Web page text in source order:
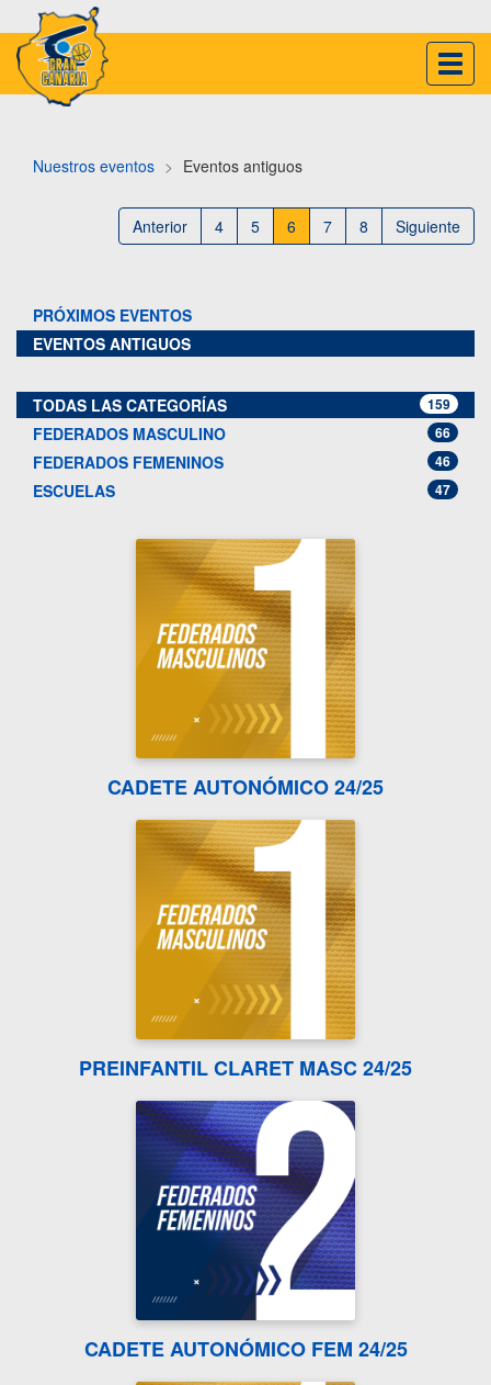
Nuestros eventos Eventos antiguos
Anterior 4 5 6 7 8 Siguiente
PRÓXIMOS EVENTOS
EVENTOS ANTIGUOS
TODAS LAS CATEGORÍAS 159
FEDERADOS MASCULINO 66
FEDERADOS FEMENINOS 46
ESCUELAS 47
CADETE AUTONÓMICO 24/25
PREINFANTIL CLARET MASC 24/25
CADETE AUTONÓMICO FEM 24/25